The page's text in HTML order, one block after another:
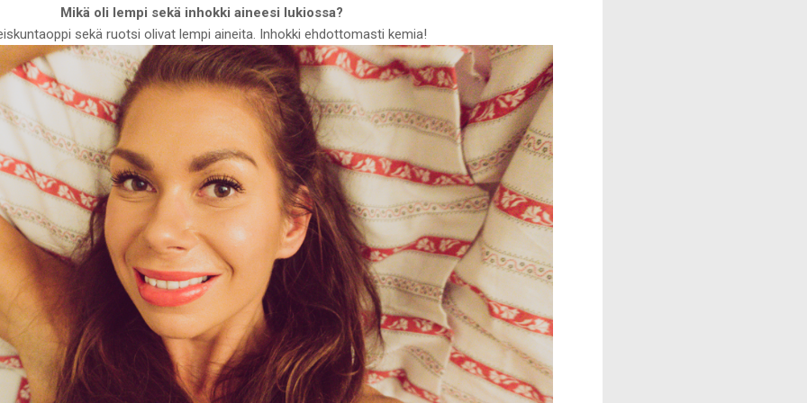
Mikä oli lempi sekä inhokki aineesi lukiossa?
sekä ruotsi olivat lempi aineita. Inhokki ehdottomasti kemia!